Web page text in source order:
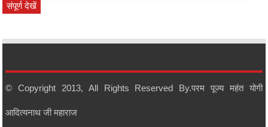
संपूर्ण देखें
© Copyright 2013, All Rights Reserved By.परम पूज्य महंत योगी
आदित्यनाथ जी महाराज